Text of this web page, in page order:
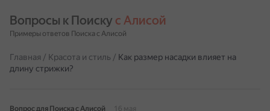
Вопросы к Поиску с Алисой
Примеры ответов Поиска с Алисой
Главная / Красота и стиль / Как размер насадки влияет на
длину стрижки?
Вопрос для Поиска с Алисой
16 мая